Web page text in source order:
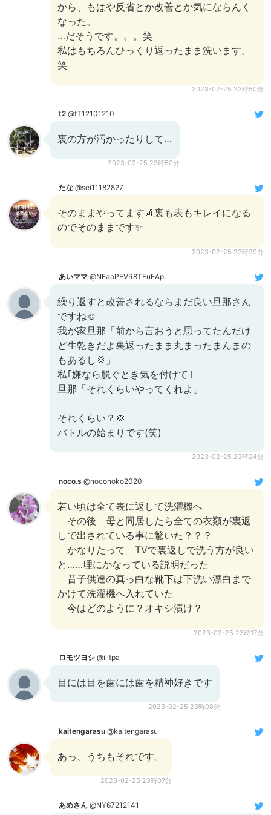
から、もはや反省とか改善とか気にならんく
なった。
…だそうです。。。笑
私はもちろんひっくり返ったまま洗います。
笑
2023-02-25 23時50分
t2 @tT12101210
裏の方が汚かったりして…
2023-02-25 23時50分
たな @sei11182827
そのままやってます🧦裏も表もキレイになる
のでそのままです✨
2023-02-25 23時29分
あいママ @NFaoPEVR8TFuEAp
繰り返すと改善されるならまだ良い旦那さん
ですね☺️
我が家旦那「前から言おうと思ってたんだけ
ど生乾きだよ裏返ったまま丸まったまんまの
もあるし💢」
私｢嫌なら脱ぐとき気を付けて｣
旦那「それくらいやってくれよ」
それくらい？💢
バトルの始まりです(笑)
2023-02-25 23時24分
noco.s @noconoko2020
若い頃は全て表に返して洗濯機へ
その後 母と同居したら全ての衣類が裏返
しで出されている事に驚いた？？？
かなりたって TVで裏返しで洗う方が良い
と……理にかなっている説明だった
昔子供達の真っ白な靴下は下洗い漂白まで
かけて洗濯機へ入れていた
今はどのように？オキシ漬け？
2023-02-25 23時17分
ロモツヨシ @ilitpa
目には目を歯には歯を精神好きです
2023-02-25 23時08分
kaitengarasu @kaitengarasu
あっ、うちもそれです。
2023-02-25 23時07分
あめさん @NY67212141